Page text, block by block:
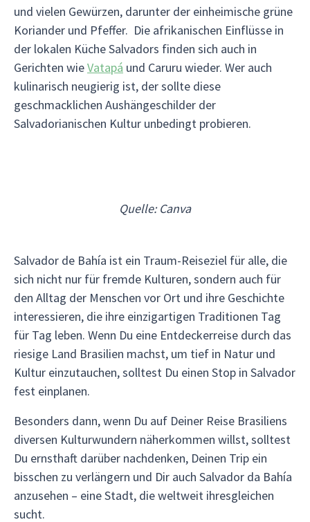
und vielen Gewürzen, darunter der einheimische grüne
Koriander und Pfeffer. Die afrikanischen Einflüsse in
der lokalen Küche Salvadors finden sich auch in
Gerichten wieVatapá und Caruru wieder. Wer auch
kulinarisch neugierig ist, der sollte diese
geschmacklichen Aushängeschilder der
Salvadorianischen Kultur unbedingt probieren.
Quelle: Canva
Salvador de Bahía ist ein Traum-Reiseziel für alle, die
sich nicht nur für fremde Kulturen, sondern auch für
den Alltag der Menschen vor Ort und ihre Geschichte
interessieren, die ihre einzigartigen Traditionen Tag
für Tag leben. Wenn Du eine Entdeckerreise durch das
riesige Land Brasilien machst, um tief in Natur und
Kultur einzutauchen, solltest Du einen Stop in Salvador
fest einplanen.
Besonders dann, wenn Du auf Deiner Reise Brasiliens
diversen Kulturwundern näherkommen willst, solltest
Du ernsthaft darüber nachdenken, Deinen Trip ein
bisschen zu verlängern und Dir auch Salvador da Bahía
anzusehen – eine Stadt, die weltweit ihresgleichen
sucht.